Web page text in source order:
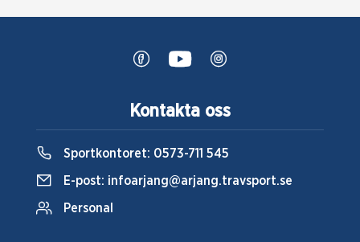
Kontakta oss
Sportkontoret: 0573-711 545
E-post: infoarjang@arjang.travsport.se
Personal